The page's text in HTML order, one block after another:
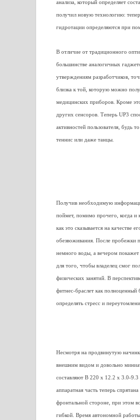
анализа, который определяет
получил новую технологию:
гидротации определяются при
В отличие от традиционного
большинстве аналогичных
утверждениям разработчиков,
близка к той, которую можно
медицинских приборов. Кроме
других сенсоров. Теперь UP3
активностей пользователя, будь
теннис или даже танцы.
Получив необходимую
поймет, помимо прочего, когда и
как это сказывается на качестве
обезвоживания. После пробежки
немного воды, а вечером
для того, чтобы владелец смог
физических занятий. В
фитнес-браслет как
определять стресс и
Несмотря на продвинутую
внешним видом и довольно
составляют В 220 x 12.2 x 3.0-
аппаратная часть теперь
фронтальной стороне, при этом
гибкой. Время автономной